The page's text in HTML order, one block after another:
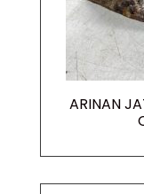
ARINAN